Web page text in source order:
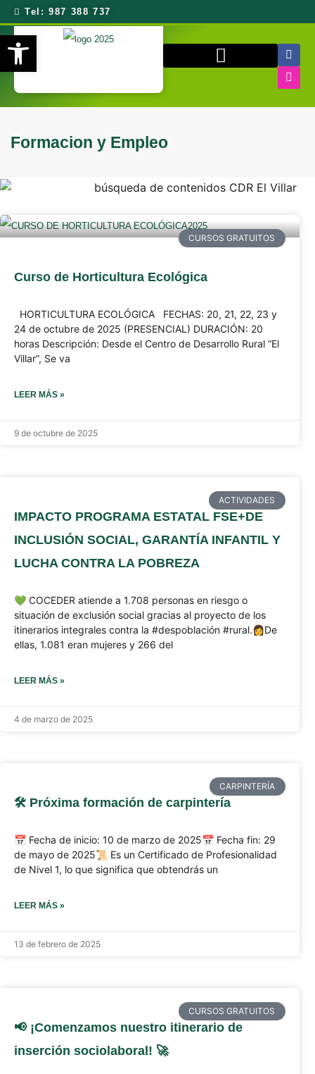
Tel: 987 388 737
Formacion y Empleo
CURSOS GRATUITOS
Curso de Horticultura Ecológica
HORTICULTURA ECOLÓGICA FECHAS: 20, 21, 22, 23 y
24 de octubre de 2025 (PRESENCIAL) DURACIÓN: 20
horas Descripción: Desde el Centro de Desarrollo Rural “El
Villar”, Se va
LEER MÁS »
9 de octubre de 2025
ACTIVIDADES
IMPACTO PROGRAMA ESTATAL FSE+DE
INCLUSIÓN SOCIAL, GARANTÍA INFANTIL Y
LUCHA CONTRA LA POBREZA
💚 COCEDER atiende a 1.708 personas en riesgo o
situación de exclusión social gracias al proyecto de los
itinerarios integrales contra la #despoblación #rural.👩De
ellas, 1.081 eran mujeres y 266 del
LEER MÁS »
4 de marzo de 2025
CARPINTERÍA
🛠️ Próxima formación de carpintería
📅 Fecha de inicio: 10 de marzo de 2025📅 Fecha fin: 29
de mayo de 2025📜 Es un Certificado de Profesionalidad
de Nivel 1, lo que significa que obtendrás un
LEER MÁS »
13 de febrero de 2025
CURSOS GRATUITOS
📢 ¡Comenzamos nuestro itinerario de
inserción sociolaboral! 🚀
Abrir barra de herramientas